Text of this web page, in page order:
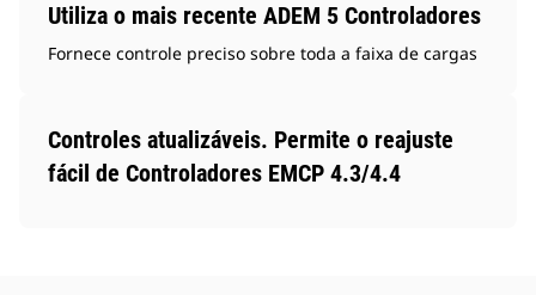
Utiliza o mais recente ADEM 5 Controladores
Fornece controle preciso sobre toda a faixa de cargas
Controles atualizáveis. Permite o reajuste
fácil de Controladores EMCP 4.3/4.4